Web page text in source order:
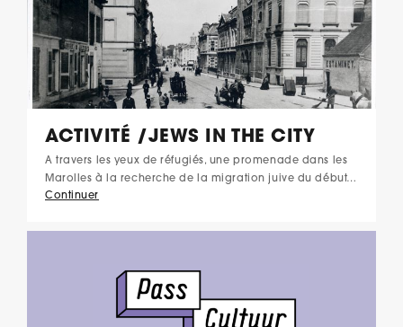
ACTIVITÉ /JEWS IN THE CITY
A travers les yeux de réfugiés, une promenade dans les
Marolles à la recherche de la migration juive du début…
Continuer